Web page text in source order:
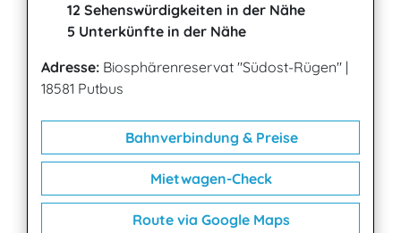
12 Sehenswürdigkeiten in der Nähe
5 Unterkünfte in der Nähe
Adresse: Biosphärenreservat "Südost-Rügen" |
18581 Putbus
Bahnverbindung & Preise
Mietwagen-Check
Route via Google Maps